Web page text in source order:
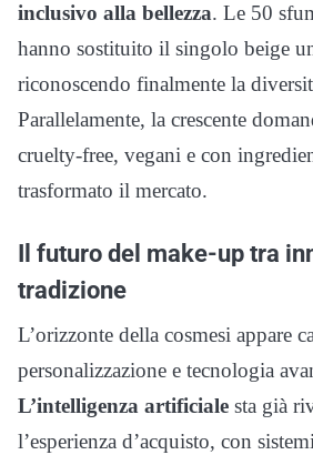
inclusivo alla bellezza. Le 50
hanno sostituito il singolo beige
riconoscendo finalmente la
Parallelamente, la crescente
cruelty-free, vegani e con
trasformato il mercato.
Il futuro del make-up tra
tradizione
L’orizzonte della cosmesi appare
personalizzazione e tecnologia
L’intelligenza artificiale sta già
l’esperienza d’acquisto, con